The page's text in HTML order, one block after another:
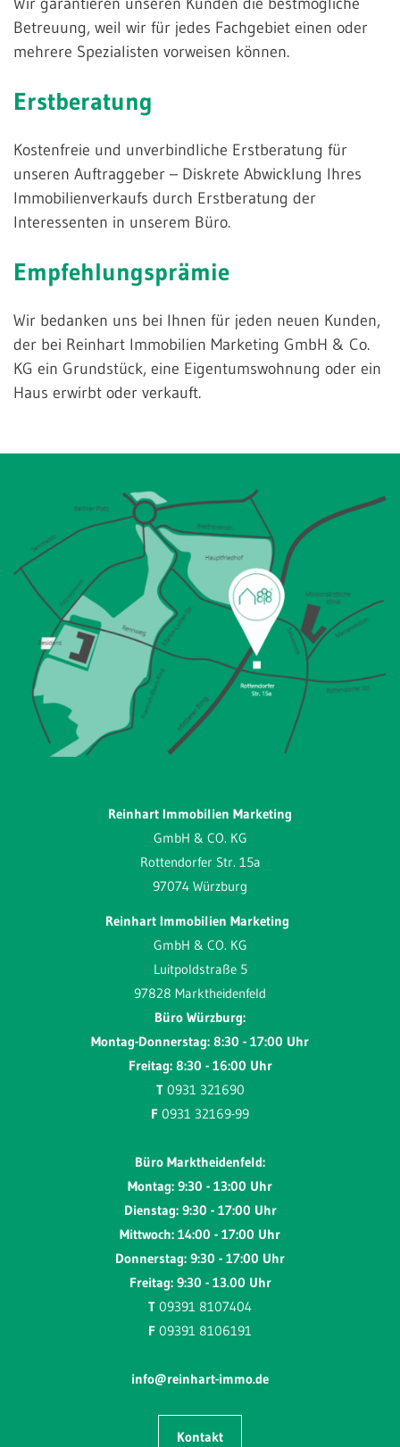
Betreuung, weil wir für jedes Fachgebiet einen oder
mehrere Spezialisten vorweisen können.
Erstberatung
Kostenfreie und unverbindliche Erstberatung für
unseren Auftraggeber – Diskrete Abwicklung Ihres
Immobilienverkaufs durch Erstberatung der
Interessenten in unserem Büro.
Empfehlungsprämie
Wir bedanken uns bei Ihnen für jeden neuen Kunden,
der bei Reinhart Immobilien Marketing GmbH & Co.
KG ein Grundstück, eine Eigentumswohnung oder ein
Haus erwirbt oder verkauft.
Reinhart Immobilien Marketing
GmbH & CO. KG
Rottendorfer Str. 15a
97074 Würzburg
Reinhart Immobilien Marketing
GmbH & CO. KG
Luitpoldstraße 5
97828 Marktheidenfeld
Büro Würzburg:
Montag-Donnerstag: 8:30 - 17:00 Uhr
Freitag: 8:30 - 16:00 Uhr
T 0931 321690
F 0931 32169-99
Büro Marktheidenfeld:
Montag: 9:30 - 13:00 Uhr
Dienstag: 9:30 - 17:00 Uhr
Mittwoch: 14:00 - 17:00 Uhr
Donnerstag: 9:30 - 17:00 Uhr
Freitag: 9:30 - 13.00 Uhr
T 09391 8107404
F 09391 8106191
info@reinhart-immo.de
Kontakt